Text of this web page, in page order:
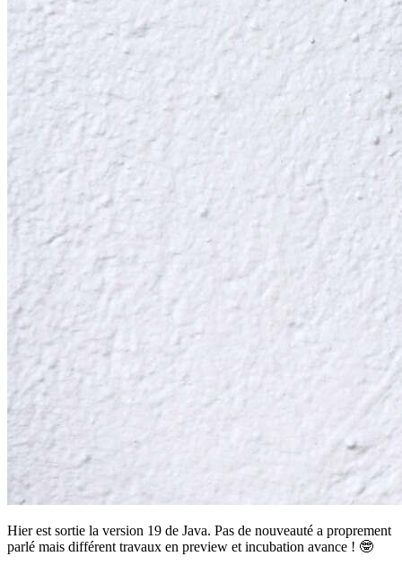
Hier est sortie la version 19 de Java. Pas de nouveauté a proprement
parlé mais différent travaux en preview et incubation avance ! 🤓